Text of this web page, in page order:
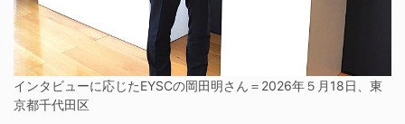
インタビューに応じたEYSCの岡田明さん＝2026年５月18日、東
京都千代田区